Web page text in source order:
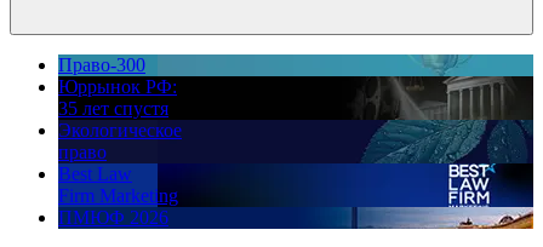
Право-300
Юррынок РФ:
35 лет спустя
Экологическое
право
Best Law
Firm Marketing
ПМЮФ 2026